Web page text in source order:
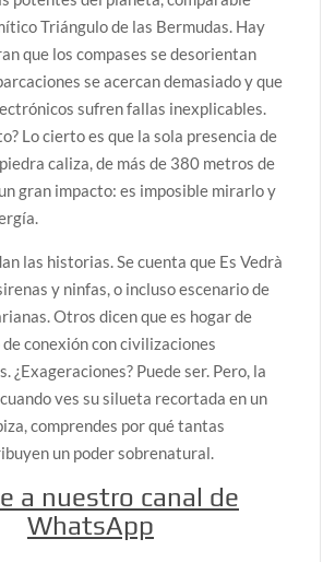
Triángulo de las Bermudas. Hay
que los compases se desorientan
se acercan demasiado y que
sufren fallas inexplicables.
Lo cierto es que la sola presencia de
caliza, de más de 380 metros de
gran impacto: es imposible mirarlo y
las historias. Se cuenta que Es Vedrà
y ninfas, o incluso escenario de
Otros dicen que es hogar de
conexión con civilizaciones
Puede ser. Pero, la
ves su silueta recortada en un
comprendes por qué tantas
un poder sobrenatural.
a nuestro canal de
WhatsApp